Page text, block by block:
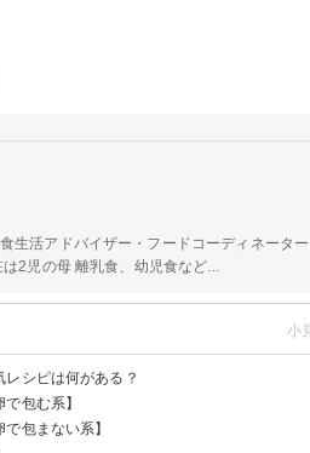
生活アドバイザー・フードコーディネータ
2児の母 離乳食、幼児食など...
シピは何がある？
包む系】
包まない系】